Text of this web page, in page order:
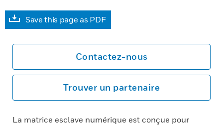
Save this page as PDF
Contactez-nous
Trouver un partenaire
La matrice esclave numérique est conçue pour